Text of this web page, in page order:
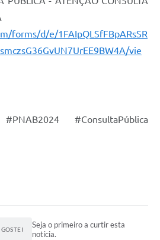
forms/d/e/1FAIpQLSfFBpARsSR
vie
#ConsultaPública
Seja o primeiro a curtir esta
notícia.